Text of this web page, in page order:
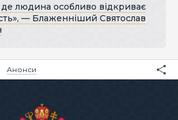
де людина особливо відкриває
— Блаженніший Святослав
Анонси